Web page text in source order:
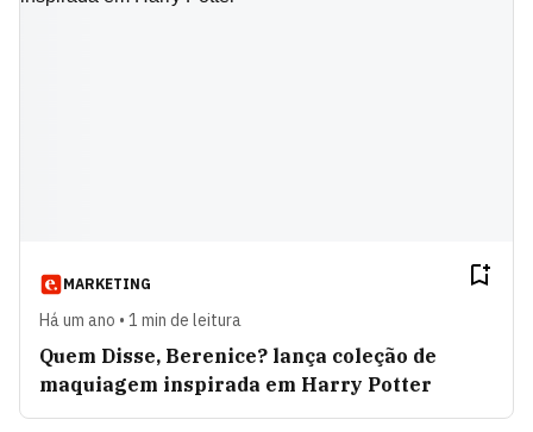
MARKETING
Há um ano • 1 min de leitura
Quem Disse, Berenice? lança coleção de
maquiagem inspirada em Harry Potter